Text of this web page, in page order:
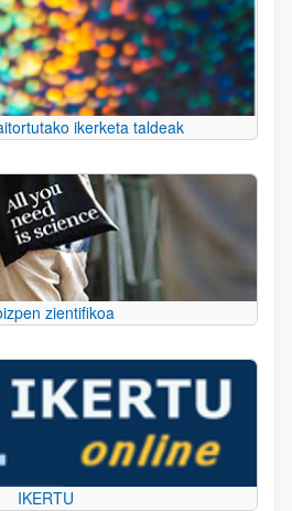
ikerketa taldeak
zientifikoa
IKERTU